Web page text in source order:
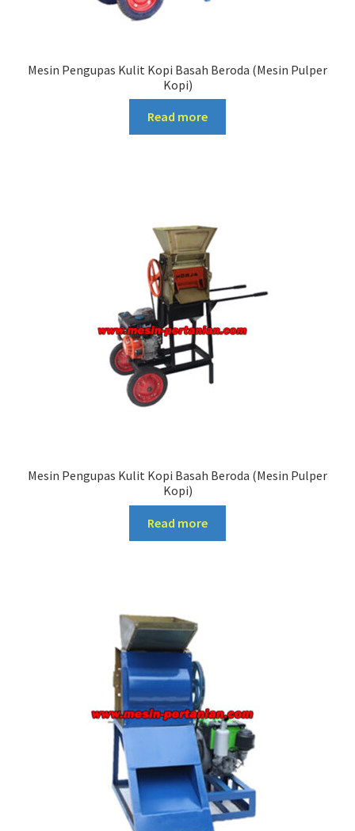
Mesin Pengupas Kulit Kopi Basah Beroda (Mesin Pulper
Kopi)
Read more
Mesin Pengupas Kulit Kopi Basah Beroda (Mesin Pulper
Kopi)
Read more